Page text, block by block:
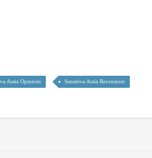
Assia Opinioni Sensitiva Assia Recensioni